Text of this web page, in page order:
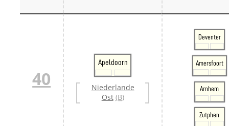
40
Apeldoorn
Niederlande
Ost (B)
Deventer
Amersfoort
Arnhem
Zutphen